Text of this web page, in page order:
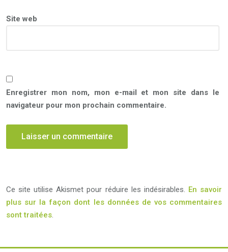
Site web
Enregistrer mon nom, mon e-mail et mon site dans le
navigateur pour mon prochain commentaire.
Ce site utilise Akismet pour réduire les indésirables. En savoir
plus sur la façon dont les données de vos commentaires
sont traitées.